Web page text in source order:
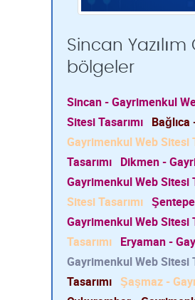
Sincan
bölgeler
Sincan - Gayrimenkul
Sitesi Tasarımı
Gayrimenkul Web Sitesi
Tasarımı Dikmen -
Gayrimenkul Web Sitesi
Sitesi Tasarımı
Gayrimenkul Web Sitesi
Tasarımı Eryaman -
Gayrimenkul Web Sitesi
Tasarımı Şaşmaz -